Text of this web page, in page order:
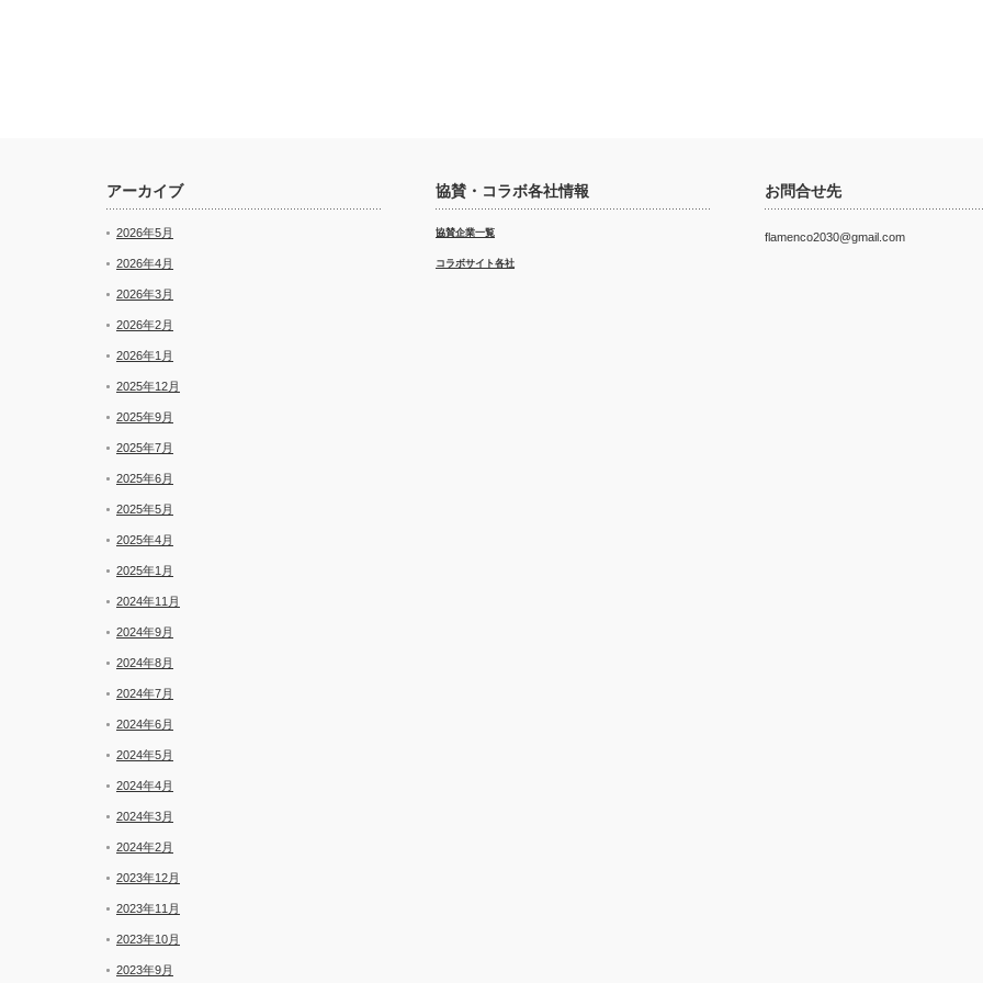
アーカイブ
2026年5月
2026年4月
2026年3月
2026年2月
2026年1月
2025年12月
2025年9月
2025年7月
2025年6月
2025年5月
2025年4月
2025年1月
2024年11月
2024年9月
2024年8月
2024年7月
2024年6月
2024年5月
2024年4月
2024年3月
2024年2月
2023年12月
2023年11月
2023年10月
2023年9月
協賛・コラボ各社情報
協賛企業一覧
コラボサイト各社
お問合せ先
flamenco2030@gmail.com